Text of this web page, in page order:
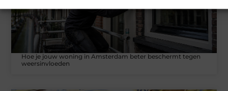
Hoe je jouw woning in Amsterdam beter beschermt tegen
weersinvloeden